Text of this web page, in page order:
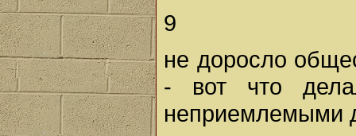
9
не доросло
- вот что
неприемлемыми